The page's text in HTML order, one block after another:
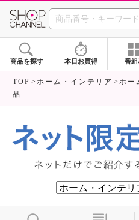
SHOP
商品を探す 本日お買得 番組
TOP ホーム・インテリア
ホー
品